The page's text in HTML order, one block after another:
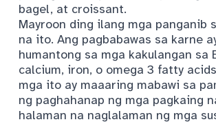
bagel, at croissant.
Mayroon ding ilang mga panganib
na ito. Ang pagbabawas sa karne
humantong sa mga kakulangan sa
calcium, iron, o omega 3 fatty
mga ito ay maaaring mabawi sa
ng paghahanap ng mga pagkaing
halaman na naglalaman ng mga